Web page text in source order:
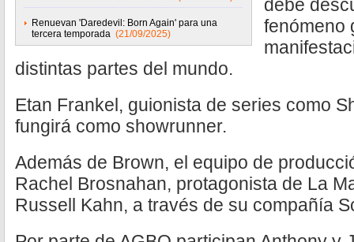
Renuevan 'Daredevil: Born Again' para una
tercera temporada (21/09/2025)
debe
fenómeno
distintas partes del mundo.
Etan Frankel, guionista de series como
fungirá como showrunner.
Además de Brown, el equipo de
Rachel Brosnahan, protagonista de La
Russell Kahn, a través de su compañía